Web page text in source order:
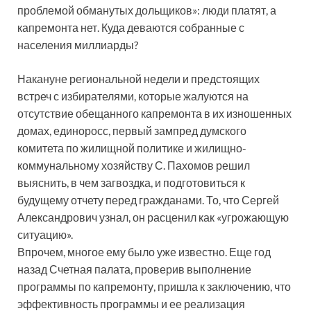
проблемой обманутых дольщиков»: люди платят, а
капремонта нет. Куда деваются собранные с
населения миллиарды?
Накануне региональной недели и предстоящих
встреч с избирателями, которые жалуются на
отсутствие обещанного капремонта в их изношенных
домах, единоросс, первый зампред думского
комитета по жилищной политике и жилищно-
коммунальному хозяйству С. Пахомов решил
выяснить, в чем загвоздка, и подготовиться к
будущему отчету перед гражданами. То, что Сергей
Александрович узнал, он расценил как «угрожающую
ситуацию».
Впрочем, многое ему было уже известно. Еще год
назад Счетная палата, проверив выполнение
программы по капремонту, пришла к заключению, что
эффективность программы и ее реализация